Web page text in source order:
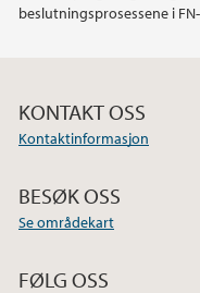
beslutningsprosessene i
KONTAKT OSS
Kontaktinformasjon
BESØK OSS
Se områdekart
FØLG OSS